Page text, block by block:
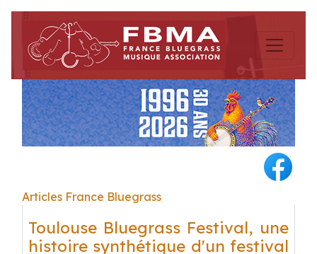
Articles France Bluegrass
Toulouse Bluegrass Festival, une
histoire synthétique d'un festival